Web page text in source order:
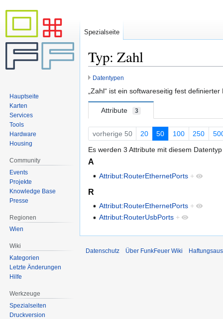
Typ: Zahl
Zur
Navigation
springen
Zur
Suche
springen
Datentypen
„Zahl“ ist ein softwareseitig fest definierter
Attribute 3
vorherige 50 20 50 100 250
Es werden 3 Attribute mit diesem
A
Attribut:RouterEthernetPorts +
R
Attribut:RouterEthernetPorts +
Attribut:RouterUsbPorts +
Spezialseite
Hauptseite
Karten
Services
Tools
Hardware
Housing
Community
Events
Projekte
Knowledge Base
Presse
Regionen
Wien
Wiki
Kategorien
Letzte Änderungen
Hilfe
Werkzeuge
Spezialseiten
Druckversion
Datenschutz Über FunkFeuer Wiki